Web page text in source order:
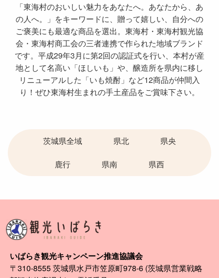
「東海村のおいしい魅力をあなたへ。あなたから、あ
の人へ。」をキーワードに、贈って嬉しい、自分への
ご褒美にも最適な商品を選出。東海村・東海村観光協
会・東海村商工会の三者連携で作られた地域ブランド
です。平成29年3月に第2回の認証式を行い、本村が産
地として名高い「ほしいも」や、醸造所を県内に移し
リニューアルした「いも焼酎」など12商品が仲間入
り！ぜひ東海村生まれの手土産品をご賞味下さい。
茨城県全域 県北 県央
鹿行 県南 県西
いばらき観光キャンペーン推進協議会
〒310-8555 茨城県水戸市笠原町978-6 (茨城県営業戦略